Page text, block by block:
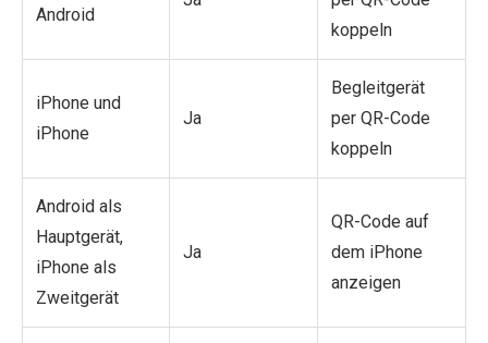
Android
koppeln
iPhone und
iPhone
Ja
Begleitgerät
per QR-Code
koppeln
Android als
Hauptgerät,
iPhone als
Zweitgerät
Ja
QR-Code auf
dem iPhone
anzeigen